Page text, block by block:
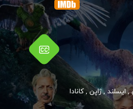
,ایسلند ,ژاپن,کانادا